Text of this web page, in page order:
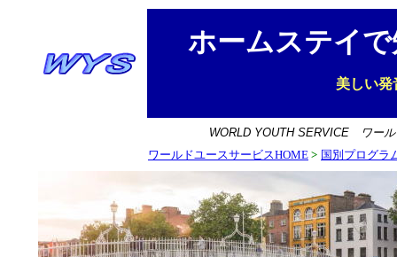
ホームステイ
美しい発
WORLD YOUTH SERVICE
ワー
ワールドユースサービスHOME > 国別プログラ